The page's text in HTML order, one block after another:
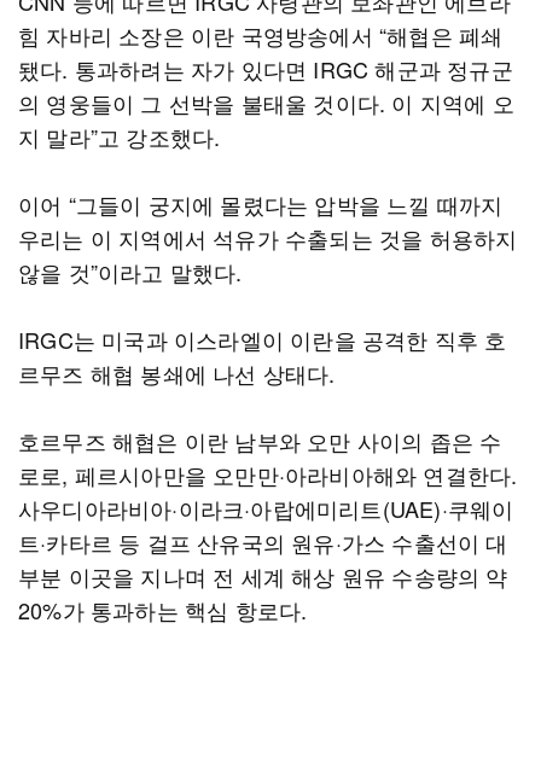
힘 자바리 소장은 이란 국영방송에서 “해협은 폐쇄
됐다. 통과하려는 자가 있다면 IRGC 해군과 정규군
의 영웅들이 그 선박을 불태울 것이다. 이 지역에 오
지 말라”고 강조했다.
이어 “그들이 궁지에 몰렸다는 압박을 느낄 때까지
우리는 이 지역에서 석유가 수출되는 것을 허용하지
않을 것”이라고 말했다.
IRGC는 미국과 이스라엘이 이란을 공격한 직후 호
르무즈 해협 봉쇄에 나선 상태다.
호르무즈 해협은 이란 남부와 오만 사이의 좁은 수
로로, 페르시아만을 오만만·아라비아해와 연결한다.
사우디아라비아·이라크·아랍에미리트(UAE)·쿠웨이
트·카타르 등 걸프 산유국의 원유·가스 수출선이 대
부분 이곳을 지나며 전 세계 해상 원유 수송량의 약
20%가 통과하는 핵심 항로다.